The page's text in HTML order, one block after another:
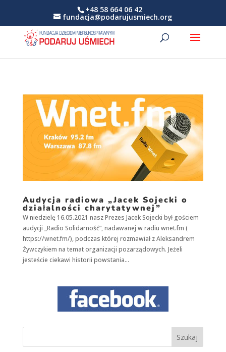
+48 58 664 06 42
fundacja@podarujusmiech.org
Audycja radiowa „Jacek Sojecki o
działalności charytatywnej”
W niedzielę 16.05.2021 nasz Prezes Jacek Sojecki był gościem
audycji „Radio Solidarność”, nadawanej w radiu wnet.fm (
https://wnet.fm/), podczas której rozmawiał z Aleksandrem
Żywczykiem na temat organizacji pozarządowych. Jeżeli
jesteście ciekawi historii powstania...
Konieczne
one potrzebne
do
funkcjonowania
strony